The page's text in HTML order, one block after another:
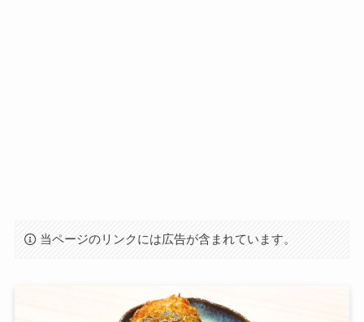
当ページのリンクには広告が含まれています。